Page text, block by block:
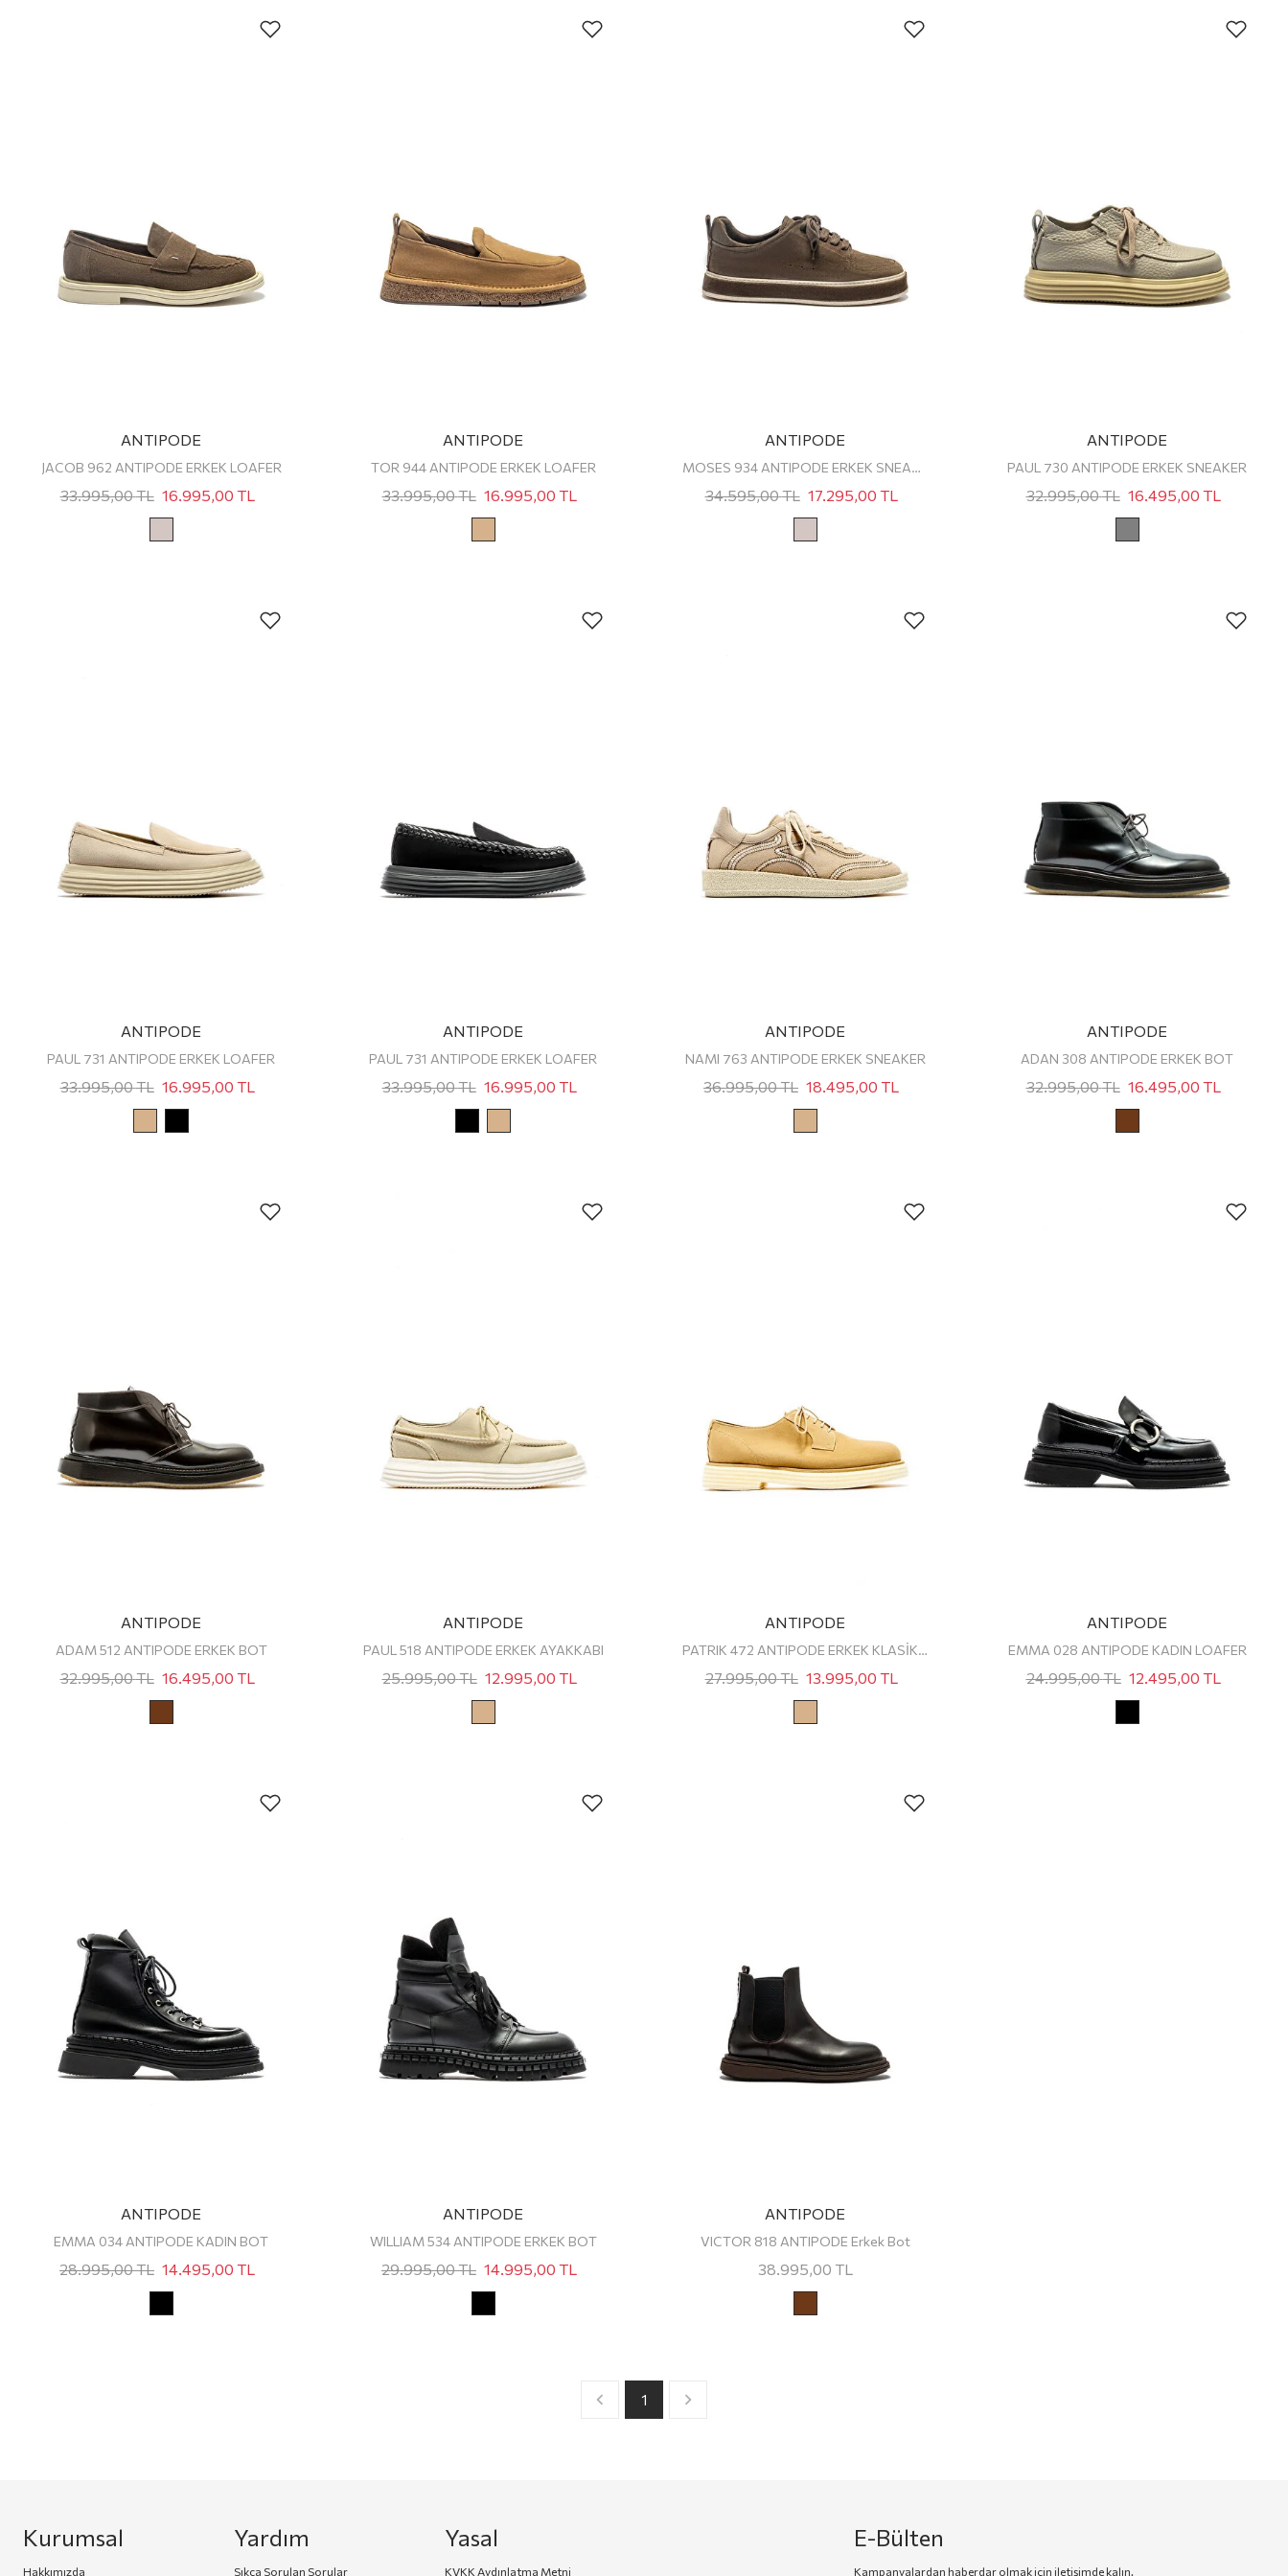
ANTIPODE
JACOB 962 ANTIPODE ERKEK LOAFER
33.995,00TL 16.995,00 TL
ANTIPODE
TOR 944 ANTIPODE ERKEK LOAFER
33.995,00TL 16.995,00 TL
ANTIPODE
MOSES 934 ANTIPODE ERKEK SNEAKER
34.595,00TL 17.295,00 TL
ANTIPODE
PAUL 730 ANTIPODE ERKEK SNEAKER
32.995,00TL 16.495,00 TL
ANTIPODE
PAUL 731 ANTIPODE ERKEK LOAFER
33.995,00TL 16.995,00 TL
ANTIPODE
PAUL 731 ANTIPODE ERKEK LOAFER
33.995,00TL 16.995,00 TL
ANTIPODE
NAMI 763 ANTIPODE ERKEK SNEAKER
36.995,00TL 18.495,00 TL
ANTIPODE
ADAN 308 ANTIPODE ERKEK BOT
32.995,00TL 16.495,00 TL
ANTIPODE
ADAM 512 ANTIPODE ERKEK BOT
32.995,00TL 16.495,00 TL
ANTIPODE
PAUL 518 ANTIPODE ERKEK AYAKKABI
25.995,00TL 12.995,00 TL
ANTIPODE
PATRIK 472 ANTIPODE ERKEK KLASİK AYAKKABI
27.995,00TL 13.995,00 TL
ANTIPODE
EMMA 028 ANTIPODE KADIN LOAFER
24.995,00TL 12.495,00 TL
ANTIPODE
EMMA 034 ANTIPODE KADIN BOT
28.995,00TL 14.495,00 TL
ANTIPODE
WILLIAM 534 ANTIPODE ERKEK BOT
29.995,00TL 14.995,00 TL
ANTIPODE
VICTOR 818 ANTIPODE Erkek Bot
38.995,00 TL
1
Kurumsal
Hakkımızda
Yardım
Sıkça Sorulan Sorular
Yasal
KVKK Aydınlatma Metni
E-Bülten
Kampanyalardan haberdar olmak için iletişimde kalın.